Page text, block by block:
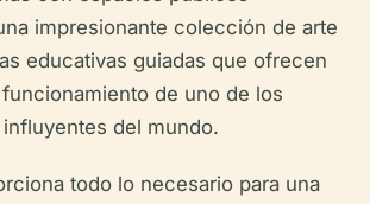
impresionante colección de arte
educativas guiadas que ofrecen
de uno de los
del mundo.
todo lo necesario para una